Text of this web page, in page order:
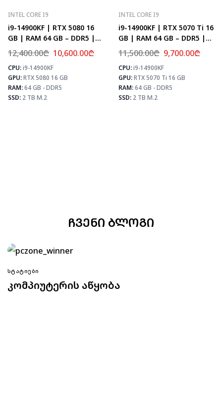
INTEL CORE I9
i9-14900KF | RTX 5080 16
GB | RAM 64 GB – DDR5 |
Z790 | SSD 2 TB M.2
12,400.00₾ 10,600.00₾
CPU:i9-14900KF
GPU:RTX 5080 16 GB
RAM:64 GB - DDR5
SSD: 2 TB M.2
⚡ MAX FPS
CS2
504
PUBG
307
Fortnite
361
INTEL CORE I9
i9-14900KF | RTX 5070 Ti 16
GB | RAM 64 GB – DDR5 |
Z790 | SSD 2 TB M.2
11,500.00₾ 9,700.00₾
CPU:i9-14900KF
GPU:RTX 5070 Ti 16 GB
RAM:64 GB - DDR5
SSD: 2 TB M.2
ᲩᲕᲔᲜᲘ ᲑᲚᲝᲒᲘ
ᲡᲢᲐᲢᲘᲔᲑᲘ
კომპიუტერის აწყობა